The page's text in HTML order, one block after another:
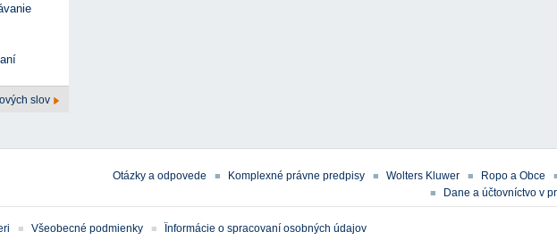
slov
Otázky a odpovede Komplexné právne predpisy Wolters Kluwer Ropo a Obce
Dane a účtovníctvo v
Všeobecné podmienky
Ïnformácie o spracovaní osobných údajov